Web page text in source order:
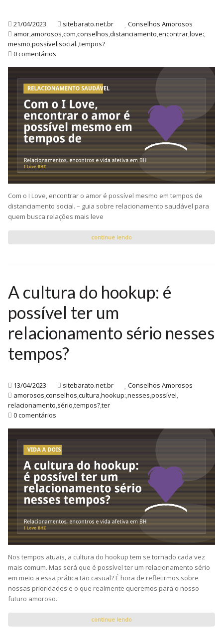
21/04/2023 sitebarato.net.br
Conselhos Amorosos
amor,amorosos,com,conselhos,distanciamento,encontrar,love:,
mesmo,possível,social.,tempos?
0 comentários
Com o I Love, encontrar o amor é possível mesmo em tempos de
distanciamento social. – guia sobre relacionamento saudável para
quem busca relações mais leve
continue lendo
A cultura do hookup: é
possível ter um
relacionamento sério nesses
tempos?
13/04/2023 sitebarato.net.br
Conselhos Amorosos
amorosos,conselhos,cultura,hookup:,nesses,possível,
relacionamento,sério,tempos?,ter
0 comentários
Nos tempos atuais, a cultura do hookup tem se tornado cada vez
mais comum. Mas será que é possível ter um relacionamento sério
em meio a essa prática tão casual? É hora de refletirmos sobre
nossas prioridades e o que realmente queremos para o nosso
futuro amoroso.
continue lendo